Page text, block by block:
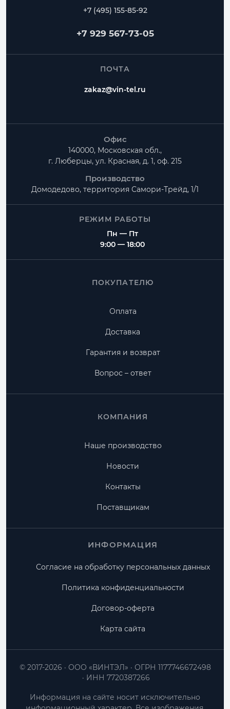
+7 (495) 155-85-92
+7 929 567-73-05
ПОЧТА
zakaz@vin-tel.ru
Офис
140000, Московская обл.,
г. Люберцы, ул. Красная, д. 1, оф. 215
Производство
Домодедово, территория Самори-Трейд, 1/1
РЕЖИМ РАБОТЫ
Пн — Пт
9:00 — 18:00
ПОКУПАТЕЛЮ
Оплата
Доставка
Гарантия и возврат
Вопрос – ответ
КОМПАНИЯ
Наше производство
Новости
Контакты
Поставщикам
ИНФОРМАЦИЯ
Согласие на обработку персональных данных
Политика конфиденциальности
Договор-оферта
Карта сайта
ООО «ВИНТЭЛ»
ОГРН 1177746672498
ИНН 7720387266
© 2017-2026
Информация на сайте носит исключительно